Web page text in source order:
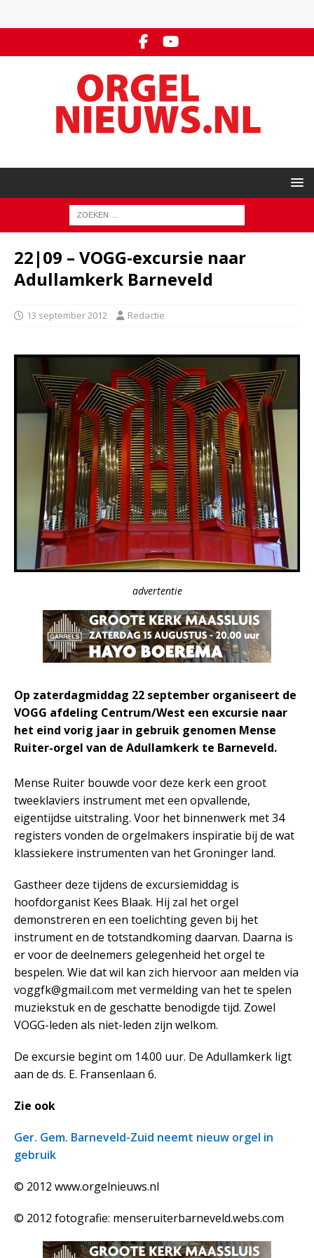
22|09 – VOGG-excursie naar
Adullamkerk Barneveld
13 september 2012 Redactie
advertentie
Op zaterdagmiddag 22 september organiseert de
VOGG afdeling Centrum/West een excursie naar
het eind vorig jaar in gebruik genomen Mense
Ruiter-orgel van de Adullamkerk te Barneveld.
Mense Ruiter bouwde voor deze kerk een groot
tweeklaviers instrument met een opvallende,
eigentijdse uitstraling. Voor het binnenwerk met 34
registers vonden de orgelmakers inspiratie bij de wat
klassiekere instrumenten van het Groninger land.
Gastheer deze tijdens de excursiemiddag is
hoofdorganist Kees Blaak. Hij zal het orgel
demonstreren en een toelichting geven bij het
instrument en de totstandkoming daarvan. Daarna is
er voor de deelnemers gelegenheid het orgel te
bespelen. Wie dat wil kan zich hiervoor aan melden via
voggfk@gmail.com met vermelding van het te spelen
muziekstuk en de geschatte benodigde tijd. Zowel
VOGG-leden als niet-leden zijn welkom.
De excursie begint om 14.00 uur. De Adullamkerk ligt
aan de ds. E. Fransenlaan 6.
Zie ook
Ger. Gem. Barneveld-Zuid neemt nieuw orgel in
gebruik
© 2012 www.orgelnieuws.nl
© 2012 fotografie: menseruiterbarneveld.webs.com